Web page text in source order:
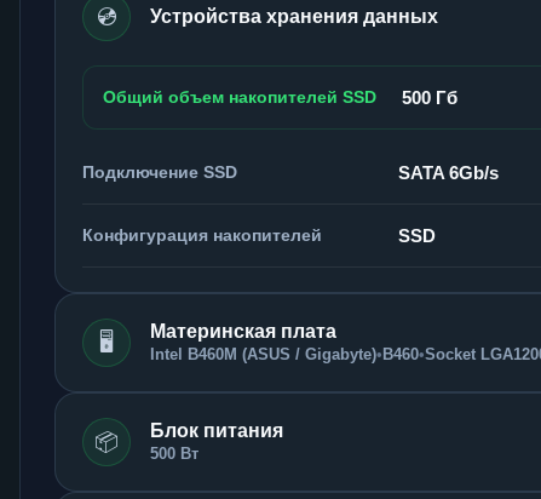
💿 Устройства хранения данных
Общий объем накопителей SSD 500 Гб
Подключение SSD SATA 6Gb/s
Конфигурация накопителей SSD
🖥️ Материнская плата
Intel B460M (ASUS / Gigabyte)• B460•Socket
📦 Блок питания
500 Вт